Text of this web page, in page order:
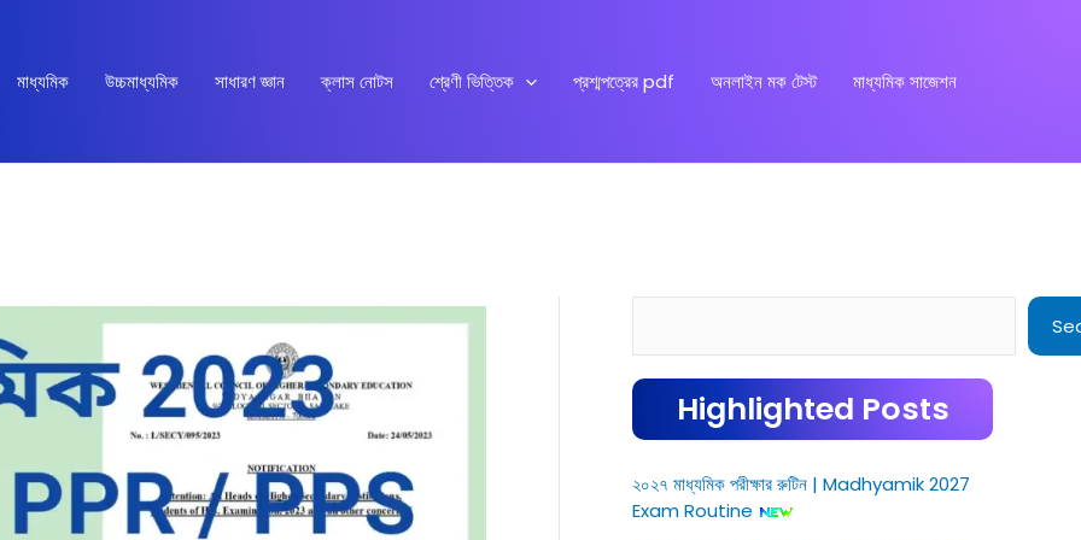
মাধ্যমিক উচ্চমাধ্যমিক সাধারণ জ্ঞান ক্লাস নোটস শ্রেণী ভিত্তিক প্রশ্মপত্রের pdf অনলাইন মক টেস্ট মাধ্যমিক সাজেশন
Highlighted Posts
২০২৭ মাধ্যমিক পরীক্ষার রুটিন | Madhyamik 2027
Exam Routine